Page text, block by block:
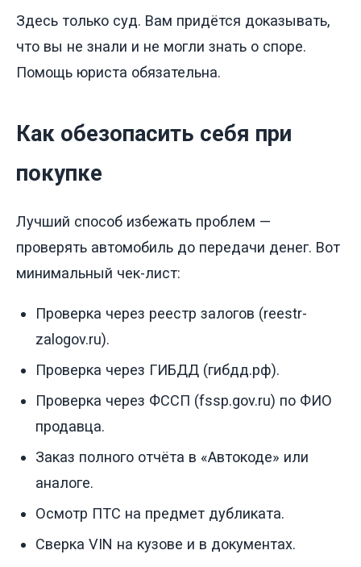
Здесь только суд. Вам придётся доказывать,
что вы не знали и не могли знать о споре.
Помощь юриста обязательна.
Как обезопасить себя при
покупке
Лучший способ избежать проблем —
проверять автомобиль до передачи денег. Вот
минимальный чек-лист:
Проверка через реестр залогов (reestr-
zalogov.ru).
Проверка через ГИБДД (гибдд.рф).
Проверка через ФССП (fssp.gov.ru) по ФИО
продавца.
Заказ полного отчёта в «Автокоде» или
аналоге.
Осмотр ПТС на предмет дубликата.
Сверка VIN на кузове и в документах.